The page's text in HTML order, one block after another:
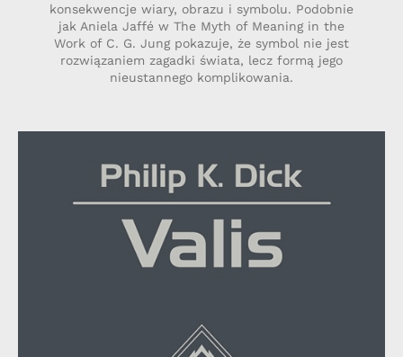
konsekwencje wiary, obrazu i symbolu. Podobnie
jak Aniela Jaffé w The Myth of Meaning in the
Work of C. G. Jung pokazuje, że symbol nie jest
rozwiązaniem zagadki świata, lecz formą jego
nieustannego komplikowania.